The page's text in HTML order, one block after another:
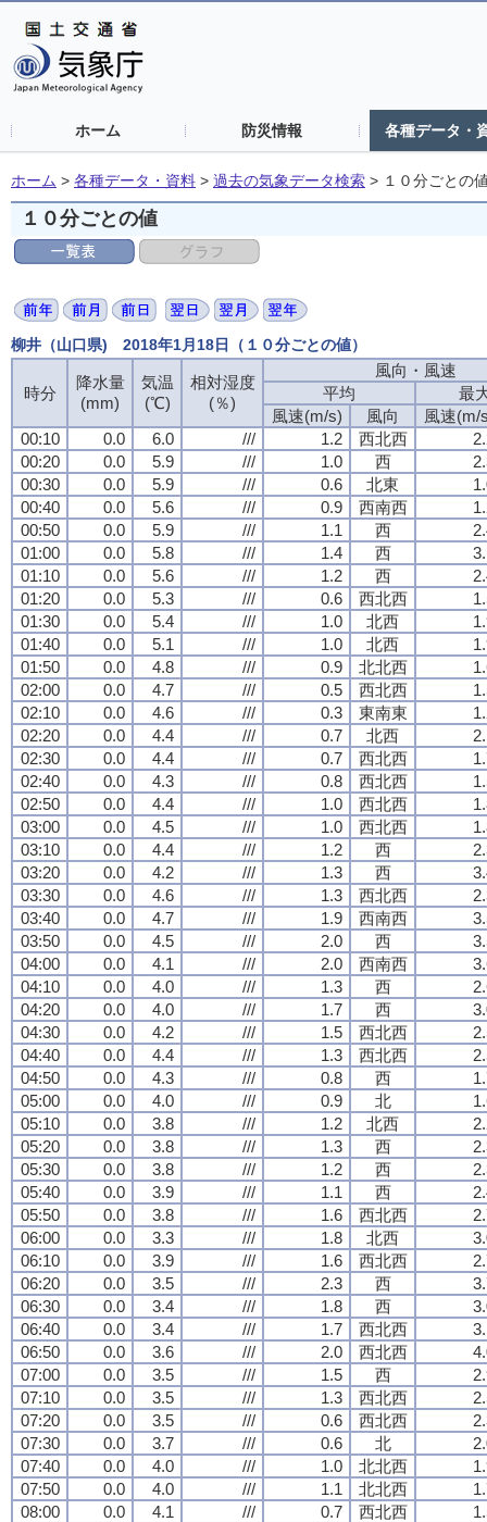
ホーム 防災情報 各種データ・
ホーム > 各種データ・資料 > 過去の気象データ検索 > １０分ごとの
１０分ごとの値
柳井（山口県) 2018年1月18日（１０分ごとの値）
時分
降水量
(mm)
気温
(℃)
相対湿度
(％)
風向・風速
平均
最
風速(m/s)
風向
風速(m/
00:10
0.0 6.0 /// 1.2 西北西
00:20
0.0 5.9 /// 1.0 西
00:30
0.0 5.9 /// 0.6 北東
00:40
0.0 5.6 /// 0.9 西南西
00:50
0.0 5.9 /// 1.1 西
01:00
0.0 5.8 /// 1.4 西
01:10
0.0 5.6 /// 1.2 西
01:20
0.0 5.3 /// 0.6 西北西
01:30
0.0 5.4 /// 1.0 北西
01:40
0.0 5.1 /// 1.0 北西
01:50
0.0 4.8 /// 0.9 北北西
02:00
0.0 4.7 /// 0.5 西北西
02:10
0.0 4.6 /// 0.3 東南東
02:20
0.0 4.4 /// 0.7 北西
02:30
0.0 4.4 /// 0.7 西北西
02:40
0.0 4.3 /// 0.8 西北西
02:50
0.0 4.4 /// 1.0 西北西
03:00
0.0 4.5 /// 1.0 西北西
03:10
0.0 4.4 /// 1.2 西
03:20
0.0 4.2 /// 1.3 西
03:30
0.0 4.6 /// 1.3 西北西
03:40
0.0 4.7 /// 1.9 西南西
03:50
0.0 4.5 /// 2.0 西
04:00
0.0 4.1 /// 2.0 西南西
04:10
0.0 4.0 /// 1.3 西
04:20
0.0 4.0 /// 1.7 西
04:30
0.0 4.2 /// 1.5 西北西
04:40
0.0 4.4 /// 1.3 西北西
04:50
0.0 4.3 /// 0.8 西
05:00
0.0 4.0 /// 0.9 北
05:10
0.0 3.8 /// 1.2 北西
05:20
0.0 3.8 /// 1.3 西
05:30
0.0 3.8 /// 1.2 西
05:40
0.0 3.9 /// 1.1 西
05:50
0.0 3.8 /// 1.6 西北西
06:00
0.0 3.3 /// 1.8 北西
06:10
0.0 3.9 /// 1.6 西北西
06:20
0.0 3.5 /// 2.3 西
06:30
0.0 3.4 /// 1.8 西
06:40
0.0 3.4 /// 1.7 西北西
06:50
0.0 3.6 /// 2.0 西北西
07:00
0.0 3.5 /// 1.5 西
07:10
0.0 3.5 /// 1.3 西北西
07:20
0.0 3.5 /// 0.6 西北西
07:30
0.0 3.7 /// 0.6 北
07:40
0.0 4.0 /// 1.0 北北西
07:50
0.0 4.0 /// 1.1 北北西
08:00
0.0 4.1 /// 0.7 西北西